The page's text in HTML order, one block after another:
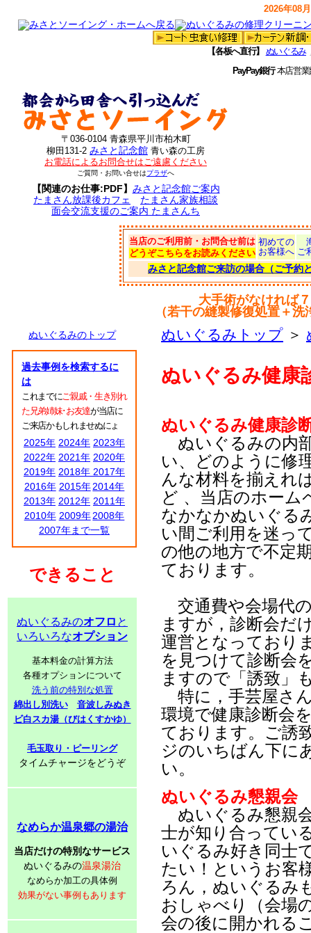
2026年08
【各板へ直行】 ぬいぐるみ
PayPay銀行本店営
〒036-0104 青森県平川市柏木町
柳田131-2 みさと記念館 青い森の工房
お電話によるお問合せはご遠慮ください
ご質問・お問い合せはプラザへ
【関連のお仕事:PDF】 みさと記念館ご案内
たまさん放課後カフェ
たまさん家族相談
面会交流支援のご案内 たまさんち
当店のご利用前・お問合せ前は
どうぞこちらをお読みください
初めての
お客様へ ご
みさと記念館ご来訪の場合（ご予約
大手術がなければ
（若干の縫製修復処置＋
ぬいぐるみのトップ
過去事例を検索するに
は
これまでにご親戚・生き別れ
た兄弟姉妹･お友達が当店に
ご来店かもしれませぬにょ
2025年 2024年 2023年
2022年 2021年 2020年
2019年 2018年 2017年
2016年 2015年 2014年
2013年 2012年 2011年
2010年 2009年 2008年
2007年まで一覧
できること
ぬいぐるみのオフロ と
いろいろなオプション
基本料金の計算方法
各種オプションについて
洗う前の特別な処置
綿出し別洗い
音波しみぬき
ビ白スカ湯（びはくすかゆ）
毛玉取り・ピーリング
タイムチャージをどうぞ
なめらか温泉郷の湯治
当店だけの特別なサービス
ぬいぐるみの温泉湯治
なめらか加工の具体例
効果がない事例もあります
ぬいぐるみトップ ＞
ぬいぐるみ健康
ぬいぐるみ健康診
ぬいぐるみの内
い、どのように修
んな材料を揃えれ
ど 、当店のホーム
なかなかぬいぐる
い間ご利用を迷っ
の他の地方で不定
ております。
交通費や会場代
ますが，診断会だ
運営となっており
を見つけて診断会
ますので「誘致」
特に，手芸屋さ
環境で健康診断会
ております。ご誘
ジのいちばん下に
い。
ぬいぐるみ懇親会
ぬいぐるみ懇親
士が知り合ってい
いぐるみ好き同士
たい！というお客
ろん，ぬいぐるみ
おしゃべり（会場
会の後に開かれる